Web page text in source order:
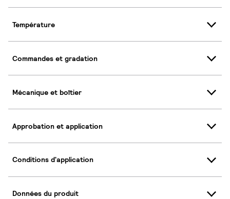
Température
Commandes et gradation
Mécanique et boîtier
Approbation et application
Conditions d'application
Données du produit